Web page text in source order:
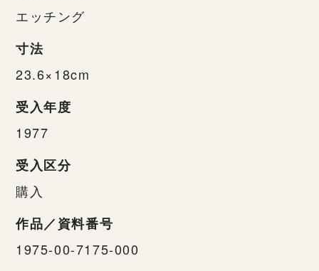
エッチング
寸法
23.6×18cm
受入年度
1977
受入区分
購入
作品／資料番号
1975-00-7175-000